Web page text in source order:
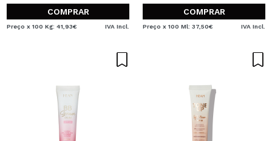
COMPRAR
Preço x 100 Kg: 41,93€ IVA Incl.
COMPRAR
Preço x 100 Ml: 37,50€ IVA Incl.